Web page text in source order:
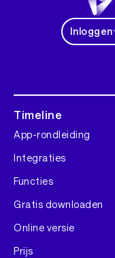
Inloggen
Timeline
App-rondleiding
Integraties
Functies
Gratis downloaden
Online versie
Prijs